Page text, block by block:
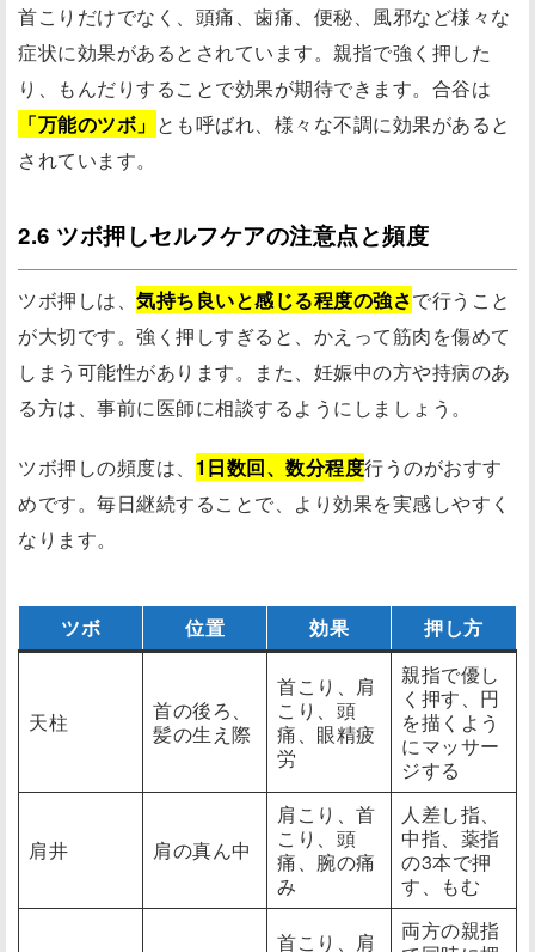
首こりだけでなく、頭痛、歯痛、便秘、風邪など様々な
症状に効果があるとされています。親指で強く押した
り、もんだりすることで効果が期待できます。合谷は
「万能のツボ」 とも呼ばれ、様々な不調に効果があると
されています。
2.6 ツボ押しセルフケアの注意点と頻度
ツボ押しは、 気持ち良いと感じる程度の強さで行うこと
が大切です。強く押しすぎると、かえって筋肉を傷めて
しまう可能性があります。また、妊娠中の方や持病のあ
る方は、事前に医師に相談するようにしましょう。
ツボ押しの頻度は、 1日数回、数分程度行うのがおすす
めです。毎日継続することで、より効果を実感しやすく
なります。
ツボ 位置 効果 押し方
天柱
首の後ろ、
髪の生え際
首こり、肩
こり、頭
痛、眼精疲
労
親指で優し
く押す、円
を描くよう
にマッサー
ジする
肩井 肩の真ん中
肩こり、首
こり、頭
痛、腕の痛
み
人差し指、
中指、薬指
の3本で押
す、もむ
首こり、肩
両方の親指